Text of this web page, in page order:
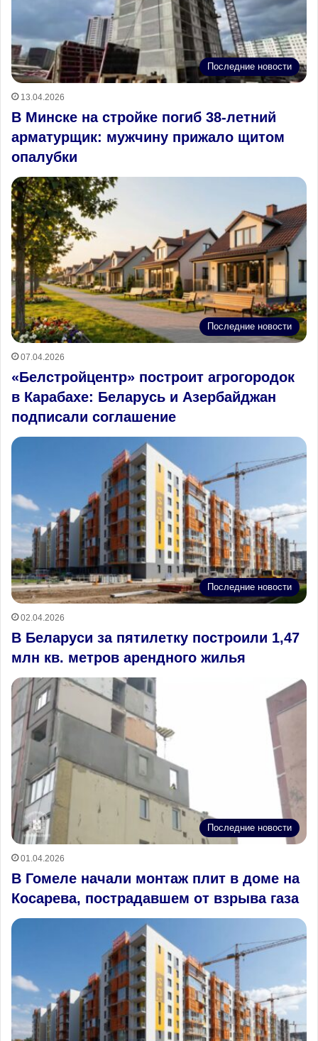
Последние новости
13.04.2026
В Минске на стройке погиб 38‑летний
арматурщик: мужчину прижало щитом
опалубки
Последние новости
07.04.2026
«Белстройцентр» построит агрогородок
в Карабахе: Беларусь и Азербайджан
подписали соглашение
Последние новости
02.04.2026
В Беларуси за пятилетку построили 1,47
млн кв. метров арендного жилья
Последние новости
01.04.2026
В Гомеле начали монтаж плит в доме на
Косарева, пострадавшем от взрыва газа